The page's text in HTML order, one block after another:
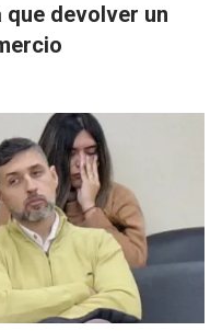
devolver un